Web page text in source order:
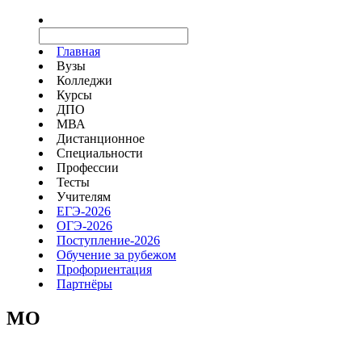
Главная
Вузы
Колледжи
Курсы
ДПО
МВА
Дистанционное
Специальности
Профессии
Тесты
Учителям
ЕГЭ-2026
ОГЭ-2026
Поступление-2026
Обучение за рубежом
Профориентация
Партнёры
MO